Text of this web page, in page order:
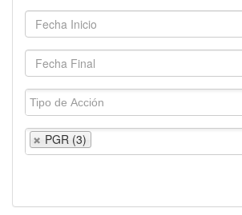
PGR (3)